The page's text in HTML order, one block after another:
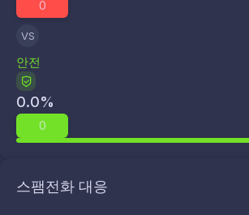
0
VS
안전
0.0%
0
스팸전화 대응